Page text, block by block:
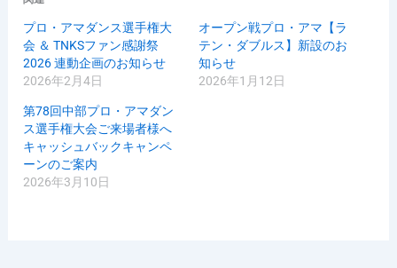
プロ・アマダンス選手権大
会 ＆ TNKSファン感謝祭
2026 連動企画のお知らせ
2026年2月4日
オープン戦プロ・アマ【ラ
テン・ダブルス】新設のお
知らせ
2026年1月12日
第78回中部プロ・アマダン
ス選手権大会ご来場者様へ
キャッシュバックキャンペ
ーンのご案内
2026年3月10日